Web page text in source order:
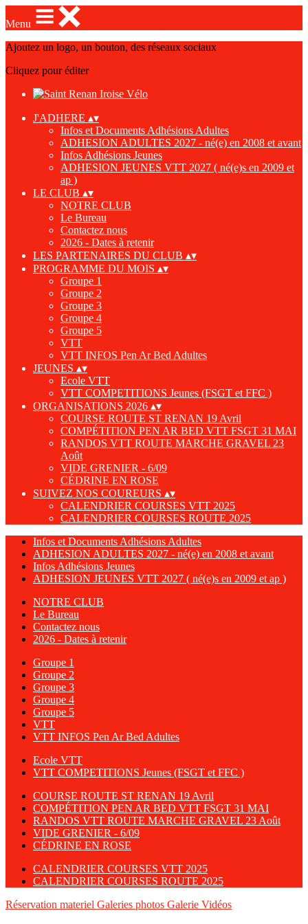
Menu
Ajoutez un logo, un bouton, des réseaux sociaux
Cliquez pour éditer
J'ADHERE ▴▾
Infos et Documents Adhésions Adultes
ADHESION ADULTES 2027 - né(e) en 2008 et avant
Infos Adhésions Jeunes
ADHESION JEUNES VTT 2027 ( né(e)s en 2009 et
ap )
LE CLUB ▴▾
NOTRE CLUB
Le Bureau
Contactez nous
2026 - Dates à retenir
LES PARTENAIRES DU CLUB ▴▾
PROGRAMME DU MOIS ▴▾
Groupe 1
Groupe 2
Groupe 3
Groupe 4
Groupe 5
VTT
VTT INFOS Pen Ar Bed Adultes
JEUNES ▴▾
Ecole VTT
VTT COMPETITIONS Jeunes (FSGT et FFC )
ORGANISATIONS 2026 ▴▾
COURSE ROUTE ST RENAN 19 Avril
COMPÉTITION PEN AR BED VTT FSGT 31 MAI
RANDOS VTT ROUTE MARCHE GRAVEL 23
Août
VIDE GRENIER - 6/09
CÉDRINE EN ROSE
SUIVEZ NOS COUREURS ▴▾
CALENDRIER COURSES VTT 2025
CALENDRIER COURSES ROUTE 2025
Infos et Documents Adhésions Adultes
ADHESION ADULTES 2027 - né(e) en 2008 et avant
Infos Adhésions Jeunes
ADHESION JEUNES VTT 2027 ( né(e)s en 2009 et ap )
NOTRE CLUB
Le Bureau
Contactez nous
2026 - Dates à retenir
Groupe 1
Groupe 2
Groupe 3
Groupe 4
Groupe 5
VTT
VTT INFOS Pen Ar Bed Adultes
Ecole VTT
VTT COMPETITIONS Jeunes (FSGT et FFC )
COURSE ROUTE ST RENAN 19 Avril
COMPÉTITION PEN AR BED VTT FSGT 31 MAI
RANDOS VTT ROUTE MARCHE GRAVEL 23 Août
VIDE GRENIER - 6/09
CÉDRINE EN ROSE
CALENDRIER COURSES VTT 2025
CALENDRIER COURSES ROUTE 2025
Réservation materiel Galeries photos Galerie Vidéos